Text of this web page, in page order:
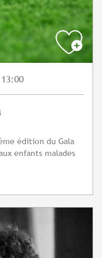
édition du Gala
enfants malades